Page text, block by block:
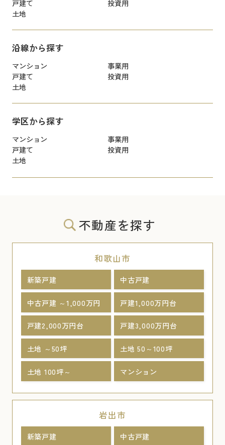
戸建て
投資用
土地
沿線から探す
マンション
事業用
戸建て
投資用
土地
学区から探す
マンション
事業用
戸建て
投資用
土地
不動産を探す
和歌山市
新築戸建 中古戸建
中古戸建 ～1,000万円 戸建1,000万円台
戸建2,000万円台 戸建3,000万円台
土地 ～50坪 土地 50～100坪
土地 100坪～ マンション
岩出市
新築戸建 中古戸建